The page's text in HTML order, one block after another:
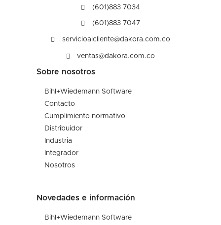
(601)883 7034
(601)883 7047
servicioalcliente@dakora.com.co
ventas@dakora.com.co
Sobre nosotros
Bihl+Wiedemann Software
Contacto
Cumplimiento normativo
Distribuidor
Industria
Integrador
Nosotros
Novedades e información
Bihl+Wiedemann Software